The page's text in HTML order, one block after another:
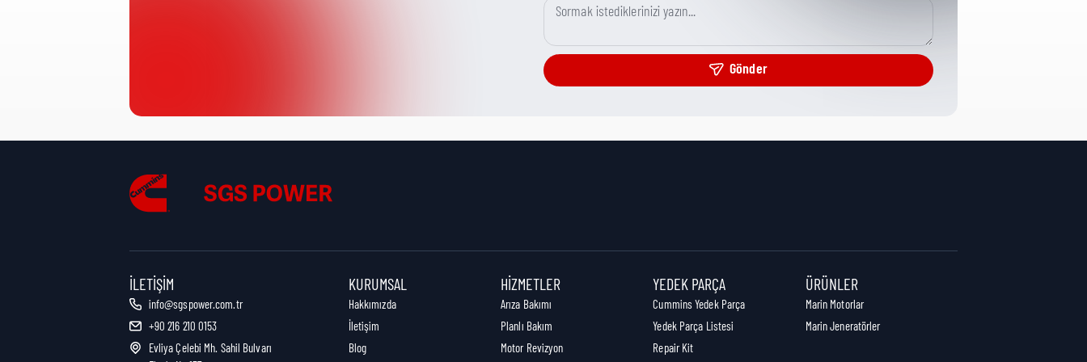
CPG Misc Analytical
Nakliye Yüksekliği:
Nakliye Uzunluğu:
Nakliye Ağırlığı:
Gönder
İLETIŞIM
info@sgspower.com.tr
+90 216 210 0153
Evliya Çelebi Mh. Sahil Bulvarı
KURUMSAL
Hakkımızda
İletişim
Blog
HIZMETLER
Arıza Bakımı
Planlı Bakım
Motor Revizyon
YEDEK PARÇA
Cummins Yedek Parça
Yedek Parça Listesi
Repair Kit
ÜRÜNLER
Marin Motorlar
Marin Jeneratörler